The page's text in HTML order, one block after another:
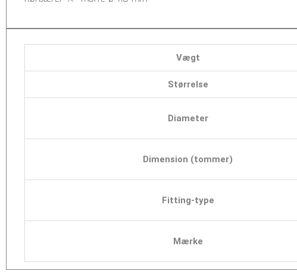
Vægt
Størrelse
Diameter
Dimension (tommer)
Fitting-type
Mærke